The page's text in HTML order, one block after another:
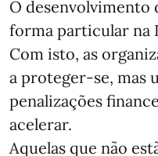
O desenvolvimento
forma particular na
Com isto, as
a proteger-se, mas
penalizações
acelerar.
Aquelas que não